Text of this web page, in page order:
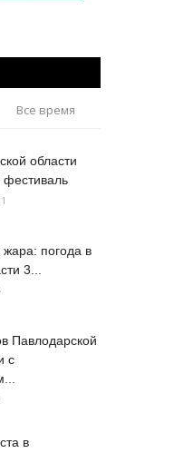
Все время
области
фестиваль
погода в
3...
Павлодарской
с
в